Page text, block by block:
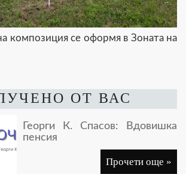
композиция се оформя в Зоната на
ОТ ВАС
Георги К. Спасов: Вдовишка
пенсия
Прочети още »